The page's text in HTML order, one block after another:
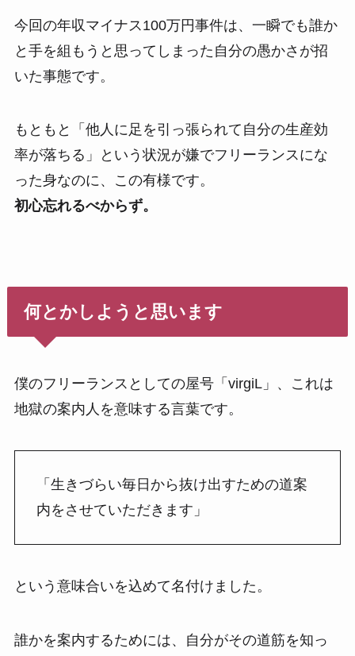
今回の年収マイナス100万円事件は、一瞬でも誰か
と手を組もうと思ってしまった自分の愚かさが招
いた事態です。
もともと「他人に足を引っ張られて自分の生産効
率が落ちる」という状況が嫌でフリーランスにな
った身なのに、この有様です。
初心忘れるべからず。
何とかしようと思います
僕のフリーランスとしての屋号「virgiL」、これは
地獄の案内人を意味する言葉です。
「生きづらい毎日から抜け出すための道案
内をさせていただきます」
という意味合いを込めて名付けました。
誰かを案内するためには、自分がその道筋を知っ